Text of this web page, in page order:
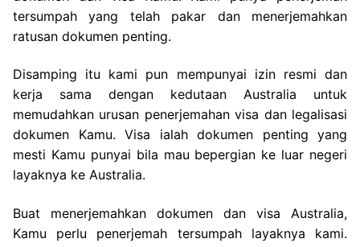
tersumpah yang telah pakar dan menerjemahkan
ratusan dokumen penting.
Disamping itu kami pun mempunyai izin resmi dan
kerja sama dengan kedutaan Australia untuk
memudahkan urusan penerjemahan visa dan legalisasi
dokumen Kamu. Visa ialah dokumen penting yang
mesti Kamu punyai bila mau bepergian ke luar negeri
layaknya ke Australia.
Buat menerjemahkan dokumen dan visa Australia,
Kamu perlu penerjemah tersumpah layaknya kami.